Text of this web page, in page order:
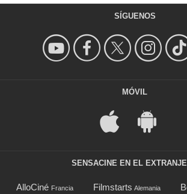
SÍGUENOS
MÓVIL
SENSACINE EN EL
AlloCiné Francia Filmstarts Alemania